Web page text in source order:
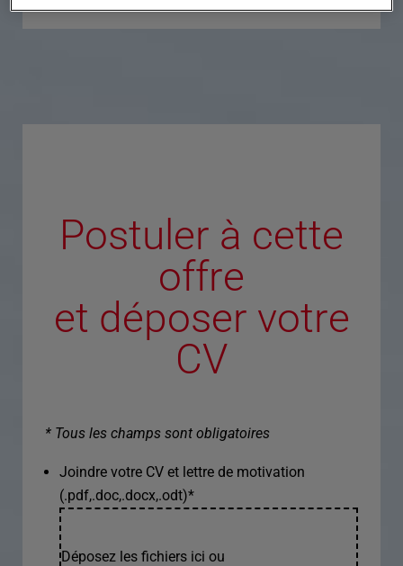
Postuler à cette
offre
et déposer votre
CV
* Tous les champs sont obligatoires
Joindre votre CV et lettre de motivation
(.pdf,.doc,.docx,.odt)*
Déposez les fichiers ici ou